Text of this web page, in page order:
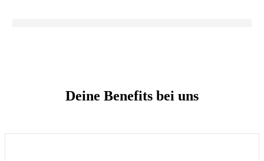
Deine Benefits bei uns